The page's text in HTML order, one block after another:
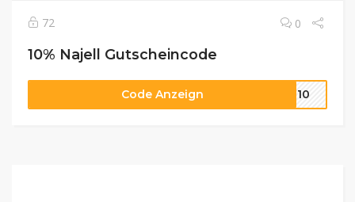
72 0
10% Najell Gutscheincode
Code Anzeign ER10